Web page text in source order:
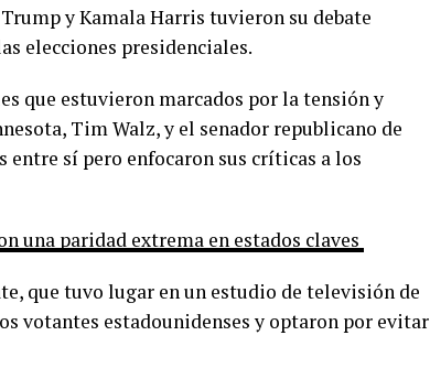
y Kamala Harris tuvieron su debate
elecciones presidenciales.
que estuvieron marcados por la tensión y
Tim Walz, y el senador republicano de
entre sí pero enfocaron sus críticas a los
una paridad extrema en estados claves
que tuvo lugar en un estudio de televisión de
votantes estadounidenses y optaron por evitar